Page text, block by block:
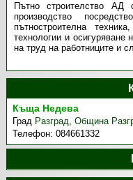
Пътно строителство АД
производство
пътностроителна
технологии и осигуряване
на труд на работниците и
Къща Недева
Град Разград,Община
Телефон:084661332